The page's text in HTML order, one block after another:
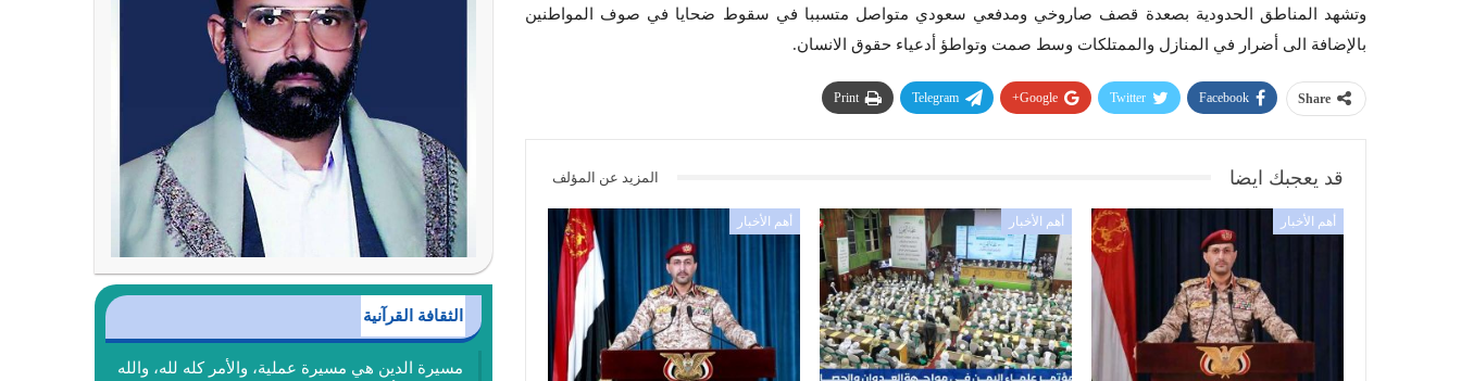
وتشهد المناطق الحدودية بصعدة قصف صاروخي ومدفعي سعودي متواصل متسببا في سقوط ضحايا في صوف المواطنين
بالإضافة الى أضرار في المنازل والممتلكات وسط صمت وتواطؤ أدعياء حقوق الانسان.
Share
Facebook
Twitter
Google+
Telegram
Print
قد يعجبك ايضا المزيد عن المؤلف
أهم الأخبار أهم الأخبار أهم الأخبار
الثقافة القرآنية
مسيرة الدين هي مسيرة عملية، والأمر كله لله، والله